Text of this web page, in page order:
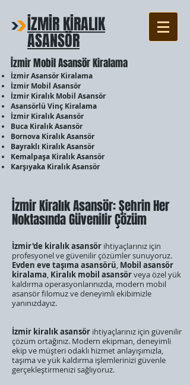
İZMİR KİRALIK
ASANSÖR
İzmir Mobil Asansör Kiralama
İzmir Asansör Kiralama
İzmir Mobil Asansör
İzmir Kiralık Mobil Asansör
Asansörlü Vinç Kiralama
İzmir Kiralık Asansör
Buca Kiralık Asansör
Bornova Kiralık Asansör
Bayraklı Kiralık Asansör
Kemalpaşa Kiralık Asansör
Karşıyaka Kiralık Asansör
İzmir Kiralık Asansör: Şehrin Her
Noktasında Güvenilir Çözüm
İzmir'de kiralık asansör ihtiyaçlarınız için
profesyonel ve güvenilir çözümler sunuyoruz.
Evden eve taşıma asansörü, Mobil asansör
kiralama, Kiralık mobil asansörveya özel yük
kaldırma operasyonlarınızda, modern mobil
asansör filomuz ve deneyimli ekibimizle
yanınızdayız.
​İzmir kiralık asansör ihtiyaçlarınız için güvenilir
çözüm ortağınız. Modern ekipman, deneyimli
ekip ve müşteri odaklı hizmet anlayışımızla,
taşıma ve yük kaldırma işlemlerinizi güvenle
gerçekleştirmenizi sağlıyoruz.